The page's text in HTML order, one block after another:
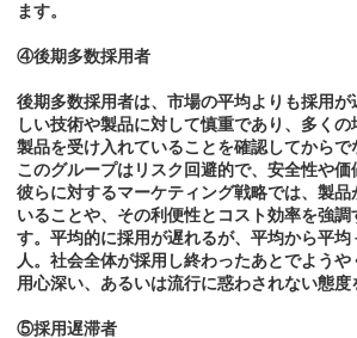
ます。
④後期多数採用者
後期多数採用者は、市場の平均よりも採用
しい技術や製品に対して慎重であり、多く
製品を受け入れていることを確認してからで
このグループはリスク回避的で、安全性や価
彼らに対するマーケティング戦略では、製
いることや、その利便性とコスト効率を強
す。平均的に採用が遅れるが、平均から平均
人。社会全体が採用し終わったあとでようや
用心深い、あるいは流行に惑わされない態度
⑤採用遅滞者